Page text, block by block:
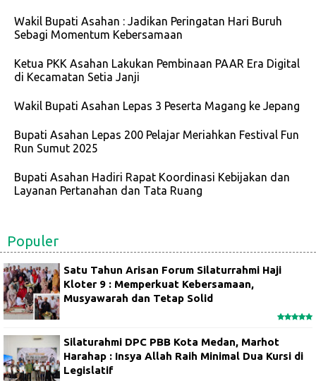
Wakil Bupati Asahan : Jadikan Peringatan Hari Buruh
Sebagi Momentum Kebersamaan
Ketua PKK Asahan Lakukan Pembinaan PAAR Era Digital
di Kecamatan Setia Janji
Wakil Bupati Asahan Lepas 3 Peserta Magang ke Jepang
Bupati Asahan Lepas 200 Pelajar Meriahkan Festival Fun
Run Sumut 2025
Bupati Asahan Hadiri Rapat Koordinasi Kebijakan dan
Layanan Pertanahan dan Tata Ruang
Populer
Satu Tahun Arisan Forum Silaturrahmi Haji
Kloter 9 : Memperkuat Kebersamaan,
Musyawarah dan Tetap Solid
Silaturahmi DPC PBB Kota Medan, Marhot
Harahap : Insya Allah Raih Minimal Dua Kursi di
Legislatif